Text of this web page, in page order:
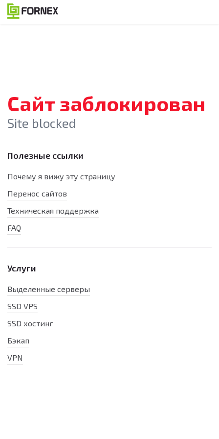
Сайт заблокирован
Site blocked
Полезные ссылки
Почему я вижу эту страницу
Перенос сайтов
Техническая поддержка
FAQ
Услуги
Выделенные серверы
SSD VPS
SSD хостинг
Бэкап
VPN